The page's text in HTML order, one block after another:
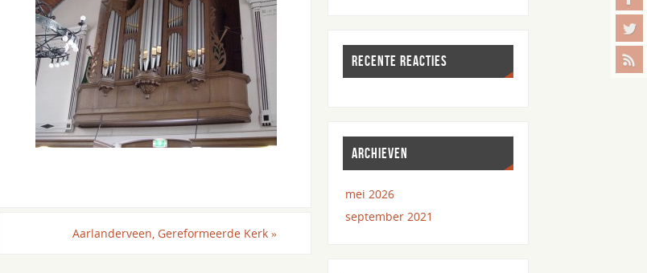
Aarlanderveen, Gereformeerde Kerk »
RECENTE REACTIES
ARCHIEVEN
mei 2026
september 2021